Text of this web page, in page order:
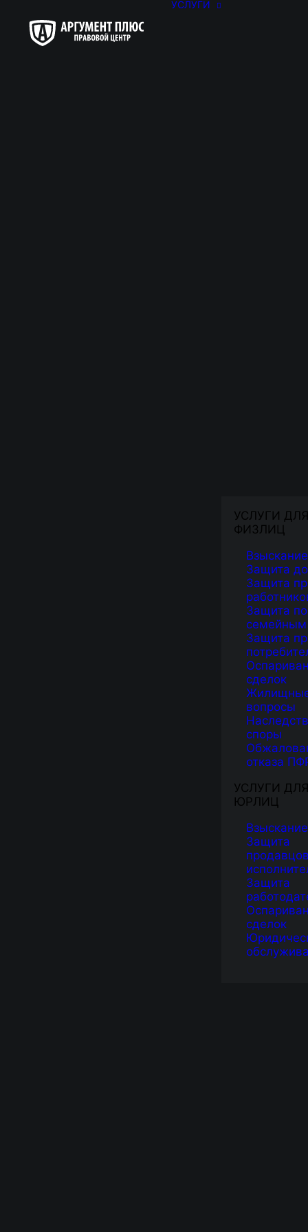
УСЛУГИ
УСЛУГИ ДЛЯ
ФИЗЛИЦ
Защита
Защита
Защита по
Защита
сделок
вопросы
споры
отказа
УСЛУГИ ДЛЯ
ЮРЛИЦ
Защита
Защита
сделок